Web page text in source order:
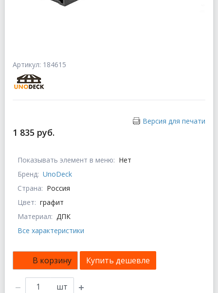
Артикул: 184615
Версия для печати
1 835 руб.
Показывать элемент в меню: Нет
Бренд: UnoDeck
Страна: Россия
Цвет: графит
Материал: ДПК
Все характеристики
В корзину Купить дешевле
шт